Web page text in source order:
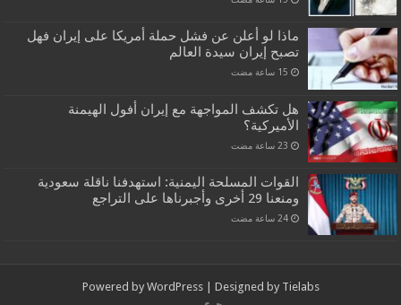
ماذا لو أعلن عن فشل حملة أمريكا على إيران فهل
تصبح إيران سيدة العالم
هل تكشف المواجهة مع إيران أفول الهيمنة
الأميركية؟
القوات المسلحة اليمنية: استهدفنا ناقلة سعودية
ومنعنا 29 أخرى وأجبرناها على التراجع
‏24 ساعة مضت
Powered by WordPress| Designed by Tielabs